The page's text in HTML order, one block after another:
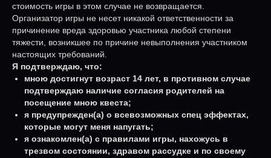
стоимость игры в этом случае не возвращается.
Организатор игры не несет никакой ответственности за
причинение вреда здоровью участника любой степени
тяжести, возникшее по причине невыполнения участником
настоящих требований.
Я подтверждаю, что:
мною достигнут возраст 14 лет, в противном случае
подтверждаю наличие согласия родителей на
посещение мною квеста;
я предупрежден(а) о всевозможных спец эффектах,
которые могут меня напугать;
я ознакомлен(а) с правилами игры, нахожусь в
трезвом состоянии, здравом рассудке и по своему